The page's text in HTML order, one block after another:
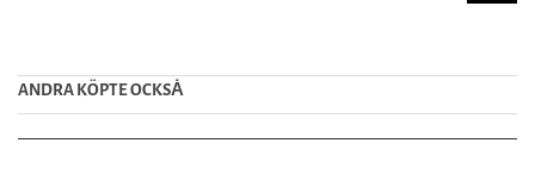
ANDRA KÖPTE OCKSȦ